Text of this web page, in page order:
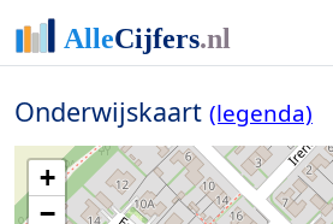
Onderwijskaart (legenda)
+
−